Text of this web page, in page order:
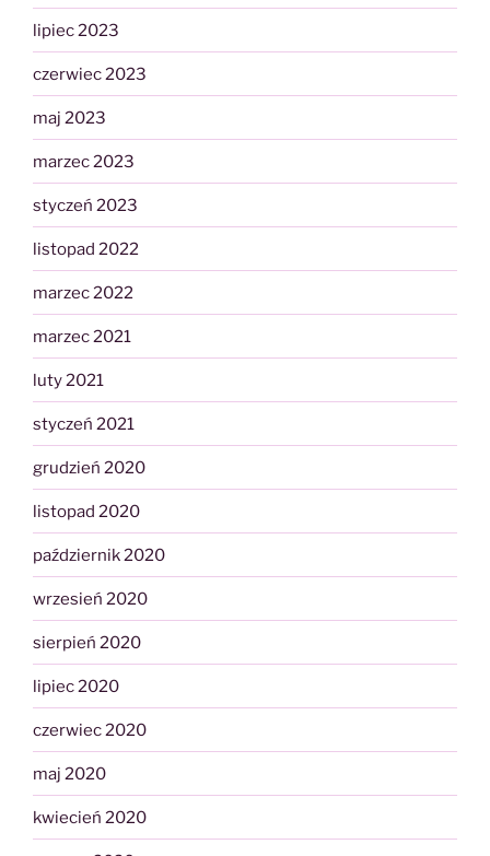
lipiec 2023
czerwiec 2023
maj 2023
marzec 2023
styczeń 2023
listopad 2022
marzec 2022
marzec 2021
luty 2021
styczeń 2021
grudzień 2020
listopad 2020
październik 2020
wrzesień 2020
sierpień 2020
lipiec 2020
czerwiec 2020
maj 2020
kwiecień 2020